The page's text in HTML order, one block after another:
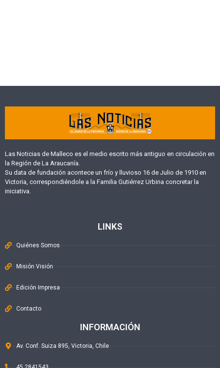
Las Noticias de Malleco es el medio escrito más antiguo en circulación en
la Región de La Araucanía.
Su data de fundación acontece un frío y lluvioso 16 de Julio de 1910 en
Victoria, correspondiéndole a la Familia Gutiérrez Urbina concretar la
iniciativa.
LINKS
Quiénes Somos
Misión Visión
Edición Impresa
Contacto
INFORMACIÓN
Av. Conf. Suiza 895, Victoria, Chile